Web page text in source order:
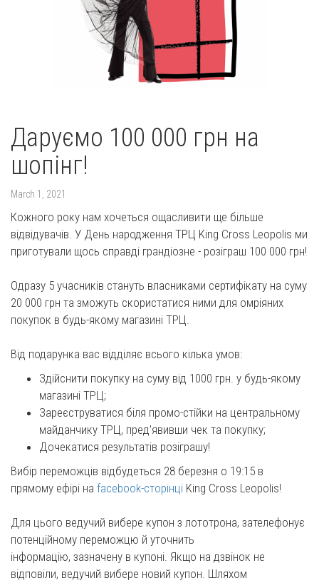
Даруємо 100 000 грн на
шопінг!
March 1, 2021
Кожного року нам хочеться ощасливити ще більше
відвідувачів. У День народження ТРЦ King Cross Leopolis ми
приготували щось справді грандіозне - розіграш 100 000 грн!
Одразу 5 учасників стануть власниками сертифікату на суму
20 000 грн та зможуть скористатися ними для омріяних
покупок в будь-якому магазині ТРЦ.
Від подарунка вас відділяє всього кілька умов:
Здійснити покупку на суму від 1000 грн. у будь-якому
магазині ТРЦ;
Зареєструватися біля промо-стійки на центральному
майданчику ТРЦ, пред’явивши чек та покупку;
Дочекатися результатів розіграшу!
Вибір переможців відбудеться 28 березня о 19:15 в
прямому ефірі на facebook-сторінці King Cross Leopolis!
Для цього ведучий вибере купон з лототрона, зателефонує
потенційному переможцю й уточнить
інформацію, зазначену в купоні. Якщо на дзвінок не
відповіли, ведучий вибере новий купон. Шляхом